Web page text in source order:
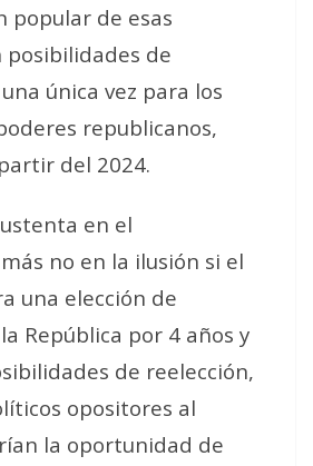
popular de esas
posibilidades de
única vez para los
republicanos,
del 2024.
en el
no en la ilusión si el
una elección de
República por 4 años y
de reelección,
opositores al
la oportunidad de